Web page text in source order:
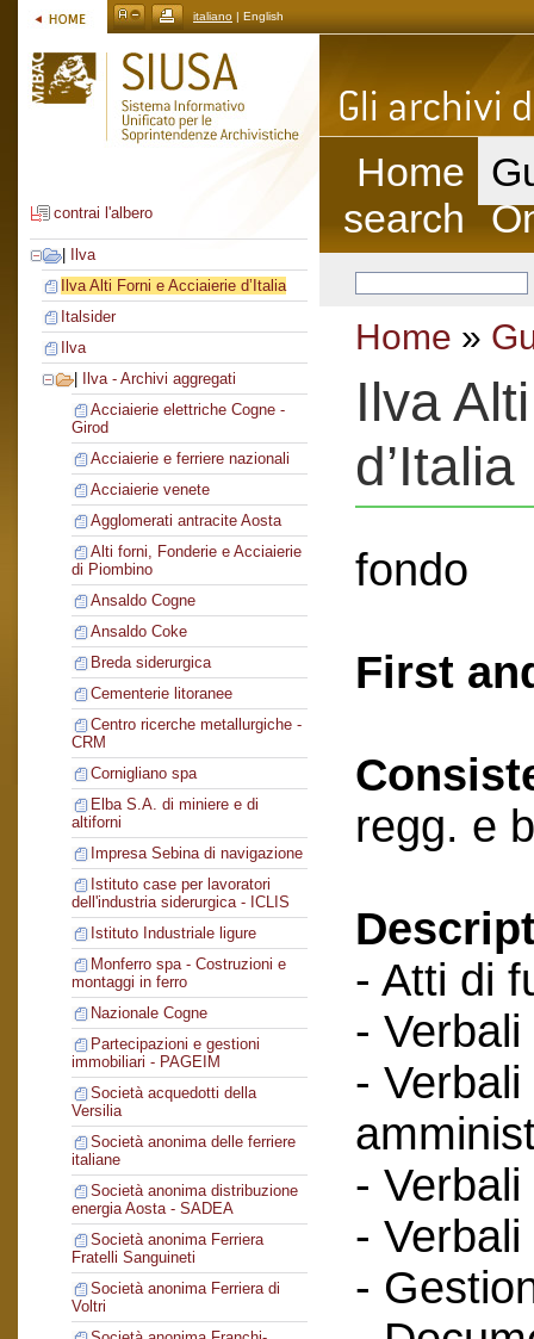
italiano | English
contrai l'albero
Ilva
Ilva Alti Forni e Acciaierie d’Italia
Italsider
Ilva
Ilva - Archivi aggregati
Acciaierie elettriche Cogne -
Girod
Acciaierie e ferriere nazionali
Acciaierie venete
Agglomerati antracite Aosta
Alti forni, Fonderie e Acciaierie
di Piombino
Ansaldo Cogne
Ansaldo Coke
Breda siderurgica
Cementerie litoranee
Centro ricerche metallurgiche -
CRM
Cornigliano spa
Elba S.A. di miniere e di
altiforni
Impresa Sebina di navigazione
Istituto case per lavoratori
dell'industria siderurgica - ICLIS
Istituto Industriale ligure
Monferro spa - Costruzioni e
montaggi in ferro
Nazionale Cogne
Partecipazioni e gestioni
immobiliari - PAGEIM
Società acquedotti della
Versilia
Società anonima delle ferriere
italiane
Società anonima distribuzione
energia Aosta - SADEA
Società anonima Ferriera
Fratelli Sanguineti
Società anonima Ferriera di
Voltri
Home
search
Home »
Ilva
d’Italia
fondo
First
regg. e
- Atti di
-
-
-
-
-